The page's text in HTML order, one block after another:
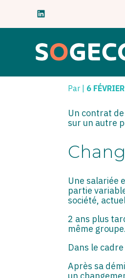
Aller
Par | 6
Un contrat
sur un autre
Une salariée
partie
société,
2 ans plus
même groupe.
Dans le
Après sa